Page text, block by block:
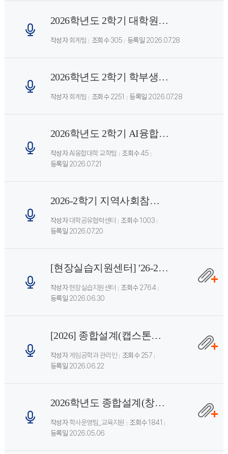
2026학년도 2학기 대학원생 등록 안내
작성자 회계팀 조회수305 등록일 2026.07.28
2026학년도 2학기 학부생 등록 안내
작성자 회계팀 조회수 2251 등록일 2026.07.28
2026학년도 2학기 AI융합대학 학과(부)별 전공 교과 수강신청 안내
작성자AI융합대학 교학팀 조회수45
등록일 2026.07.21
2026-2학기 지역사회참여교과(CE교과) 안내
작성자 대학공유협력센터 조회수1003
등록일 2026.07.20
[현장실습지원센터] '26-2학기 TU인턴십(현장실습) 학생 모집(~8. 21.)
작성자현장실습지원센터 조회수2764
등록일 2026.06.30
[2026] 종합설계(캡스톤디자인) 운영계획 상세 안내
작성자 게임공학과 관리인 조회수 257
등록일 2026.06.22
2026학년도 종합설계(창의작품형) 졸업작품지원비 신청 안내
작성자 학사운영팀_교육지원 조회수1841
등록일 2026.05.06